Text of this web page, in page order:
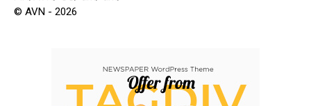
© AVN - 2026